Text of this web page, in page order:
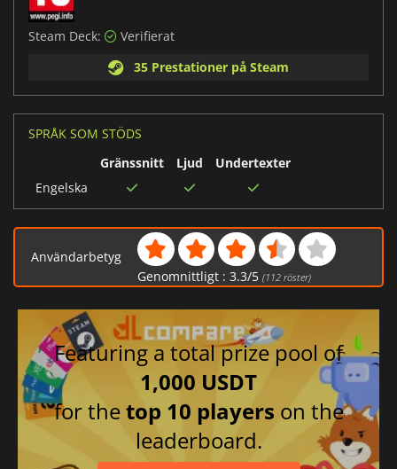
Steam Deck:
Verifierat
35 Prestationer på Steam
SPRÅK SOM STÖDS
Gränssnitt
Ljud
Undertexter
Engelska
Användarbetyg
Genomnittligt : 3.3/5 (112röster)
Featuring a total prize pool of
1,000 USDT
for thetop 10 players on the
leaderboard.